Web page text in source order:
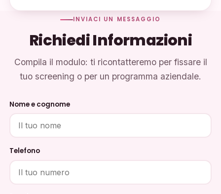
INVIACI UN MESSAGGIO
Richiedi Informazioni
Compila il modulo: ti ricontatteremo per fissare il
tuo screening o per un programma aziendale.
Nome e cognome
Telefono